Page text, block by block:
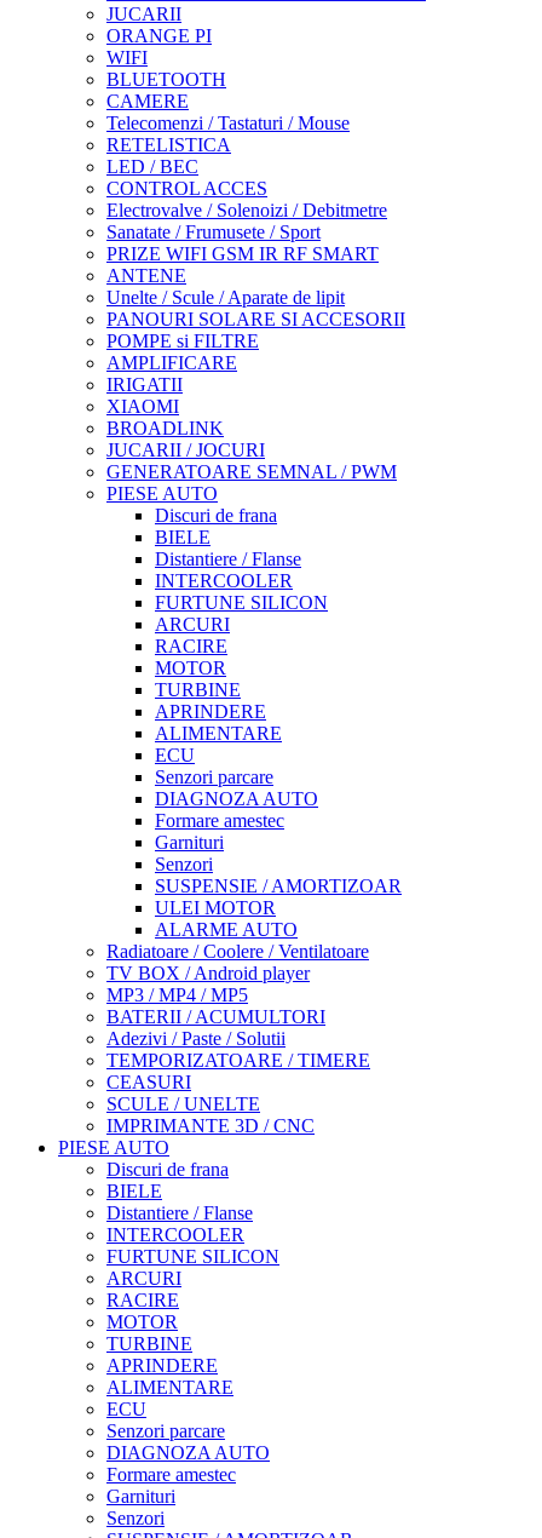
JUCARII
ORANGE PI
WIFI
BLUETOOTH
CAMERE
Telecomenzi / Tastaturi / Mouse
RETELISTICA
LED / BEC
CONTROL ACCES
Electrovalve / Solenoizi / Debitmetre
Sanatate / Frumusete / Sport
PRIZE WIFI GSM IR RF SMART
ANTENE
Unelte / Scule / Aparate de lipit
PANOURI SOLARE SI ACCESORII
POMPE si FILTRE
AMPLIFICARE
IRIGATII
XIAOMI
BROADLINK
JUCARII / JOCURI
GENERATOARE SEMNAL / PWM
PIESE AUTO
Discuri de frana
BIELE
Distantiere / Flanse
INTERCOOLER
FURTUNE SILICON
ARCURI
RACIRE
MOTOR
TURBINE
APRINDERE
ALIMENTARE
ECU
Senzori parcare
DIAGNOZA AUTO
Formare amestec
Garnituri
Senzori
SUSPENSIE / AMORTIZOAR
ULEI MOTOR
ALARME AUTO
Radiatoare / Coolere / Ventilatoare
TV BOX / Android player
MP3 / MP4 / MP5
BATERII / ACUMULTORI
Adezivi / Paste / Solutii
TEMPORIZATOARE / TIMERE
CEASURI
SCULE / UNELTE
IMPRIMANTE 3D / CNC
PIESE AUTO
Discuri de frana
BIELE
Distantiere / Flanse
INTERCOOLER
FURTUNE SILICON
ARCURI
RACIRE
MOTOR
TURBINE
APRINDERE
ALIMENTARE
ECU
Senzori parcare
DIAGNOZA AUTO
Formare amestec
Garnituri
Senzori